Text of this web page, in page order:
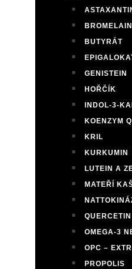
BROMELAIN
BUTYRÁT
GENISTEIN
HOŘČÍK
INDOL-3-
KOENZYM
KRIL
KURKUMIN
LUTEIN A
MATEŘÍ
QUERCETIN
OMEGA-3
OPC –
PROPOLIS